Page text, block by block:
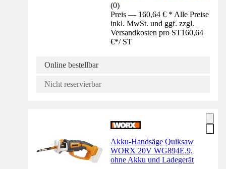
(0)
Preis — 160,64 € * Alle Preise
inkl. MwSt. und ggf. zzgl.
Versandkosten pro ST160,64
€*/ ST
Online bestellbar
Nicht reservierbar
Akku-Handsäge Quiksaw
WORX 20V WG894E.9,
ohne Akku und Ladegerät